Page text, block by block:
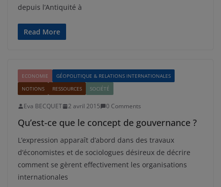
depuis l’Antiquité à
Read More
ECONOMIE
GÉOPOLITIQUE & RELATIONS INTERNATIONALES
NOTIONS
RESSOURCES SOCIÉTÉ
Eva BECQUET 2 avril 2015 0 Comments
Qu’est-ce que le concept de gouvernance ?
L’expression apparaît d’abord dans des travaux
d’économistes et de sociologues désireux de décrire
comment se gèrent effectivement les organisations
internationales